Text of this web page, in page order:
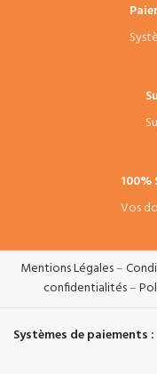
100%
Vos
Mentions Légales–
confidentialités–
Systèmes de paiements :